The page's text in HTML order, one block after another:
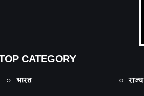
CATEGORY
○ भारत
○ राज्य